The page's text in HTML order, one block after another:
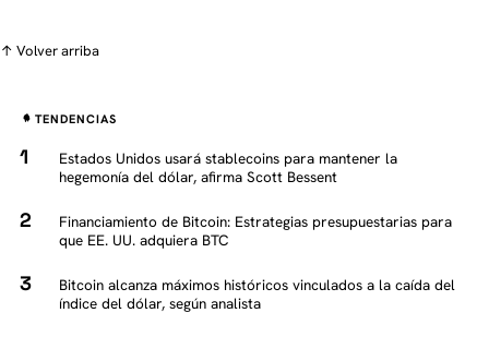
↑ Volver arriba
TENDENCIAS
Estados Unidos usará stablecoins para mantener la
hegemonía del dólar, afirma Scott Bessent
Financiamiento de Bitcoin: Estrategias presupuestarias para
que EE. UU. adquiera BTC
Bitcoin alcanza máximos históricos vinculados a la caída del
índice del dólar, según analista